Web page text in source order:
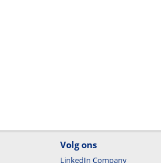
Volg ons
LinkedIn Company